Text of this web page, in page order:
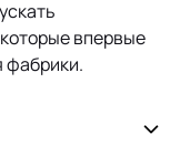
впервые
фабрики.